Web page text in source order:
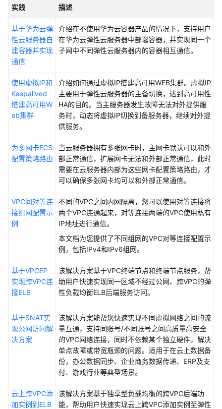
南
最
佳
实
践
API
参
考
参
考
代
码
问
题
频
帮
助
载
实践 描述
基于华为云弹
性云服务器自
建容器并实现
通信
介绍在不使用华为云容器产品的情况下，支持用户
在华为云弹性云服务器中部署容器，并实现同一个
子网中不同弹性云服务器内的容器相互通信。
使用虚拟IP和
Keepalived
搭建高可用W
eb集群
介绍如何通过虚拟IP搭建高可用WEB集群。虚拟IP
主要用于弹性云服务器的主备切换，达到高可用性
HA的目的。当主服务器发生故障无法对外提供服
务时，动态将虚拟IP切换到备服务器，继续对外提
供服务。
为多网卡ECS
配置策略路由
当云服务器拥有多张网卡时，主网卡默认可以和外
部正常通信，扩展网卡无法和外部正常通信，此时
需要在云服务器内部为这些网卡配置策略路由，才
可以确保多张网卡均可以和外部正常通信。
VPC间对等连
接组网配置示
例
不同的VPC之间内网隔离，您可以使用对等连接将
两个VPC连通起来，对等连接两端的VPC使用私有
IP地址进行通信。
本文档为您提供了不同组网的VPC对等连接配置示
例，包括IPv4和IPv6组网。
基于VPCEP
实现跨VPC连
接ELB
该解决方案基于VPC终端节点和终端节点服务，帮
助用户快速实现同一区域不经过公网、跨VPC的弹
性负载均衡ELB后端服务访问。
基于SNAT实
现公网访问解
决方案
该解决方案能帮您快速实现不同虚拟网络之间的流
量互通，支持同账号/不同账号之间高质量高安全
的VPC网络连接，同时不依赖某个独立硬件，解决
单点故障或带宽瓶颈的问题。适用于在云上数据备
份，办公数据同步、企业商务数据传递、ERP及支
付、游戏行业等典型场景。
云上跨VPC添
加实例到ELB
该解决方案基于独享型负载均衡的跨VPC后端功
能，帮助用户快速实现云上跨VPC添加实例至弹性